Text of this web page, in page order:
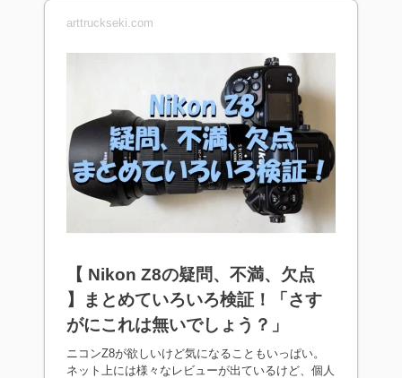
arttruckseki.com
【 Nikon Z8の疑問、不満、欠点
】まとめていろいろ検証！「さす
がにこれは無いでしょう？」
ニコンZ8が欲しいけど気になることもいっぱい。
ネット上には様々なレビューが出ているけど、個人